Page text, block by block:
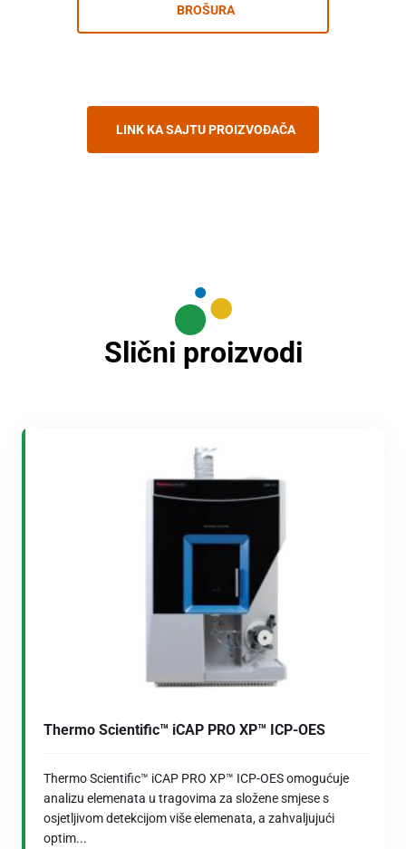
BROŠURA
LINK KA SAJTU PROIZVOĐAČA
Slični proizvodi
Thermo Scientific™ iCAP PRO XP™ ICP-OES
Thermo Scientific™ iCAP PRO XP™ ICP-OES omogućuje
analizu elemenata u tragovima za složene smjese s
osjetljivom detekcijom više elemenata, a zahvaljujući
optim...